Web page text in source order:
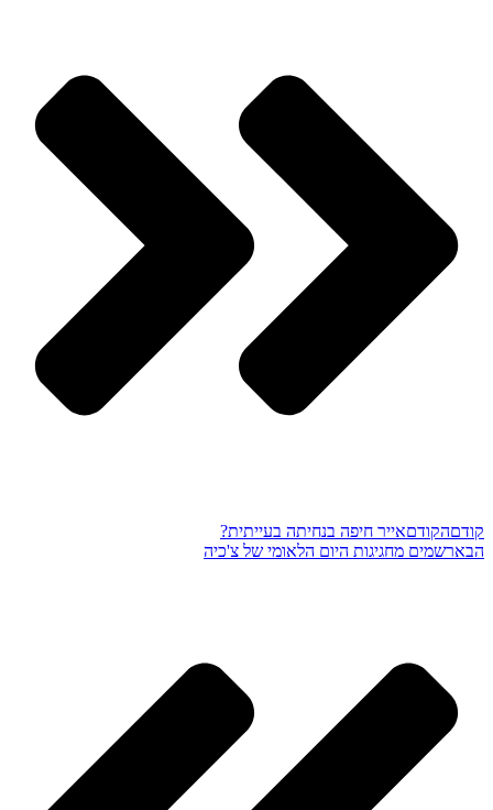
קודםהקודםאייר חיפה בנחיתה בעייתית?
הבארשמים מחגיגות היום הלאומי של צ'כיה